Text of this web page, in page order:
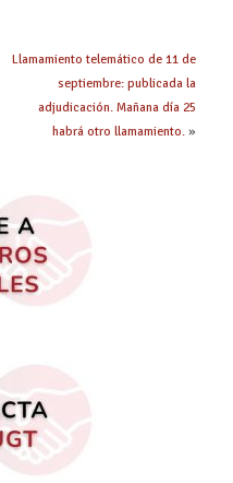
Llamamiento telemático de 11 de
septiembre: publicada la
adjudicación. Mañana día 25
habrá otro llamamiento.»